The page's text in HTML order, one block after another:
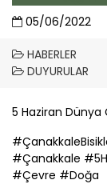
05/06/2022
HABERLER
DUYURULAR
5 Haziran Dünya
#Çanakkale
#Çanakkale
#Çevre #Doğa